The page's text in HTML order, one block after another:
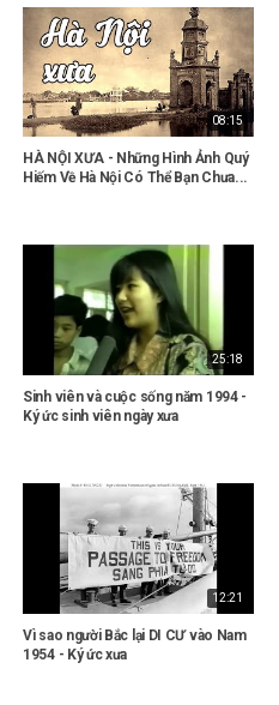
08:15
HÀ NỘI XƯA - Những Hình Ảnh Quý
Hiếm Về Hà Nội Có Thể Bạn Chưa...
25:18
Sinh viên và cuộc sống năm 1994 -
Ký ức sinh viên ngày xưa
12:21
Vì sao người Bắc lại DI CƯ vào Nam
1954 - Ký ức xưa